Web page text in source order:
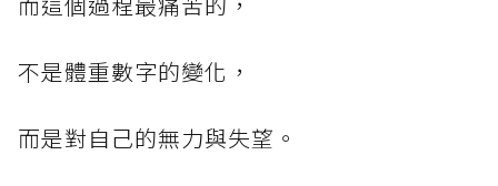
不是體重數字的變化，
而是對自己的無力與失望。